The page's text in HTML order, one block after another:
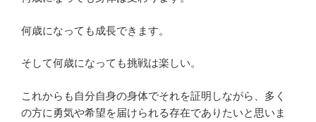
何歳になっても成長できます。
そして何歳になっても挑戦は楽しい。
これからも自分自身の身体でそれを証明しながら、多く
の方に勇気や希望を届けられる存在でありたいと思いま